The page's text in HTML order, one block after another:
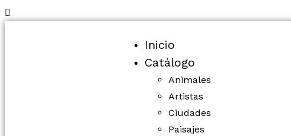
Inicio
Catálogo
Animales
Artistas
Ciudades
Paisajes